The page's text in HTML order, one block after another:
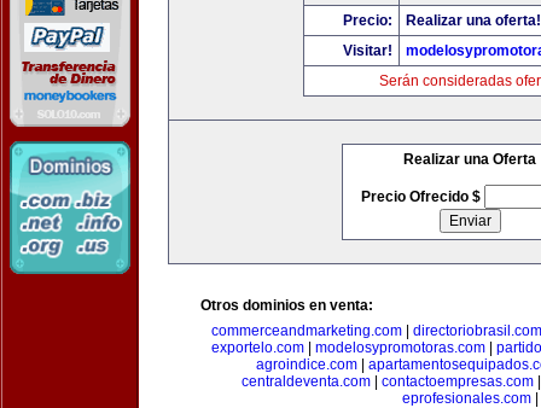
Precio:
Realizar una oferta!
Visitar!
Serán consideradas
Realizar una Oferta
Precio Ofrecido $
Otros dominios en venta:
commerceandmarketing.com| directoriobrasil.com
exportelo.com
modelosypromotoras.com
agroindice.com
centraldeventa.com
contactoempresas.com
eprofesionales.com|